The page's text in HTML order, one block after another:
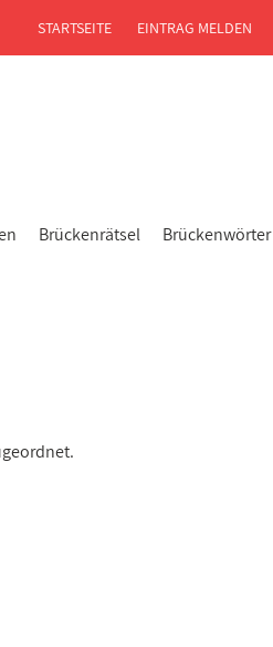
Brückenrätsel Brückenwörter
STARTSEITE EINTRAG MELDEN